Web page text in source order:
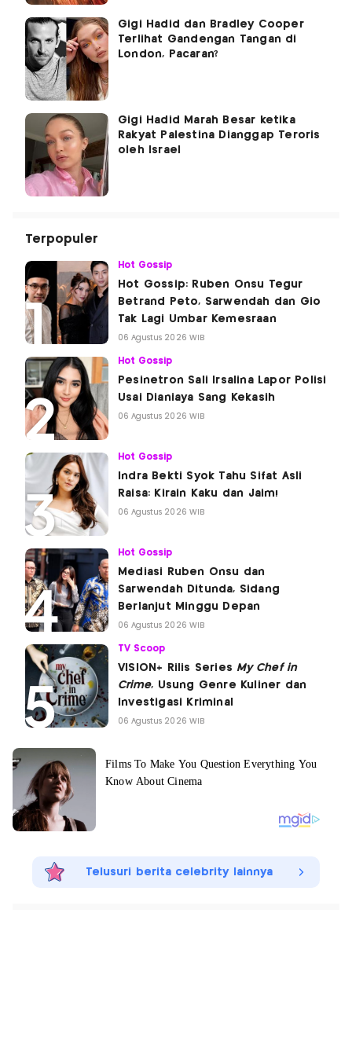
Gigi Hadid dan Bradley Cooper
Terlihat Gandengan Tangan di
London, Pacaran?
Gigi Hadid Marah Besar ketika
Rakyat Palestina Dianggap Teroris
oleh Israel
Terpopuler
Hot Gossip
Hot Gossip: Ruben Onsu Tegur
Betrand Peto, Sarwendah dan Gio
Tak Lagi Umbar Kemesraan
06 Agustus 2026 WIB
Hot Gossip
Pesinetron Sali Irsalina Lapor Polisi
Usai Dianiaya Sang Kekasih
06 Agustus 2026 WIB
Hot Gossip
Indra Bekti Syok Tahu Sifat Asli
Raisa: Kirain Kaku dan Jaim!
06 Agustus 2026 WIB
Hot Gossip
Mediasi Ruben Onsu dan
Sarwendah Ditunda, Sidang
Berlanjut Minggu Depan
06 Agustus 2026 WIB
TV Scoop
VISION+ Rilis Series My Chef in
Crime, Usung Genre Kuliner dan
Investigasi Kriminal
06 Agustus 2026 WIB
Telusuri berita celebrity lainnya